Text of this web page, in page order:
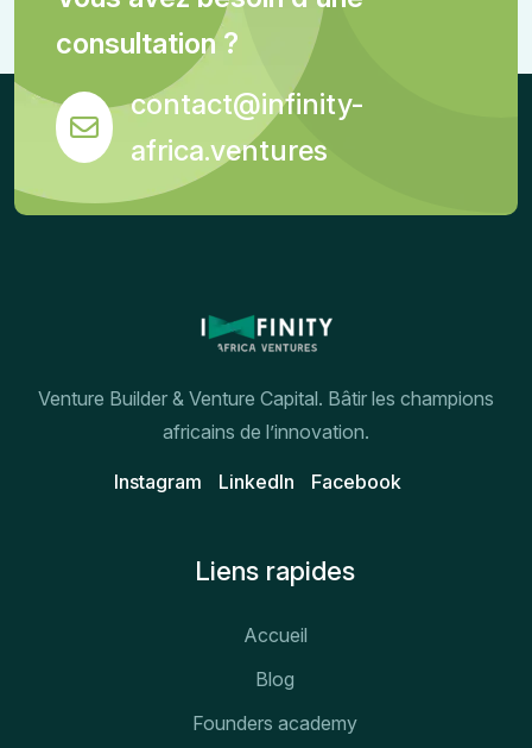
consultation ?
contact@infinity-
africa.ventures
Venture Builder & Venture Capital. Bâtir les champions
africains de l’innovation.
Instagram Linkedln Facebook
Liens rapides
Accueil
Blog
Founders academy